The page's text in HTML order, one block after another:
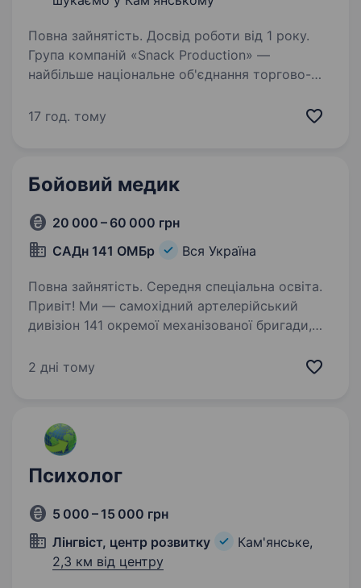
Повна зайнятість. Досвід роботи від 1 року.
Група компаній «Snack Production» —
найбільше національне об'єднання торгово-
«LaPasta» та ін.) запрошує на роботу Хіміка —
17 год. тому
Бойовий медик
20 000 – 60 000 грн
САДн 141 ОМБр
Вся Україна
Повна зайнятість. Середня спеціальна освіта.
Привіт! Ми — самохідний артелерійський
дивізіон 141 окремої механізованої бригади,
бореться за мир і безпеку України. Наше
2 дні тому
Психолог
5 000 – 15 000 грн
Лінгвіст, центр розвитку
Кам'янське,
2,3 км від центру